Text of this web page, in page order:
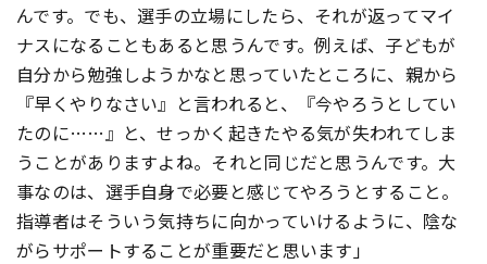
んです。でも、選手の立場にしたら、それが返ってマイ
ナスになることもあると思うんです。例えば、子どもが
自分から勉強しようかなと思っていたところに、親から
『早くやりなさい』と言われると、『今やろうとしてい
たのに……』と、せっかく起きたやる気が失われてしま
うことがありますよね。それと同じだと思うんです。大
事なのは、選手自身で必要と感じてやろうとすること。
指導者はそういう気持ちに向かっていけるように、陰な
がらサポートすることが重要だと思います」